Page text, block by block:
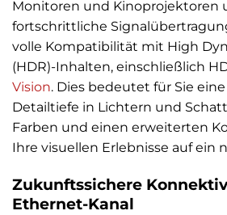
Monitoren und Kinoprojektoren
fortschrittliche
volle Kompatibilität mit High
(HDR)-Inhalten, einschließlich
Vision. Dies bedeutet für Sie
Detailtiefe in Lichtern und
Farben und einen erweiterten
Ihre visuellen Erlebnisse auf ein
Zukunftssichere
Ethernet-Kanal